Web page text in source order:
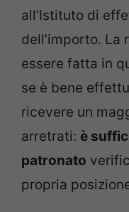
all’Istituto di
dell’importo. La
essere fatta in
se è bene
ricevere un
arretrati: è
patronato
propria